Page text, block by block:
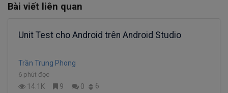
Bài viết liên quan
Unit Test cho Android trên Android Studio
Trần Trung Phong
6 phút đọc
14.1K 9 0 6